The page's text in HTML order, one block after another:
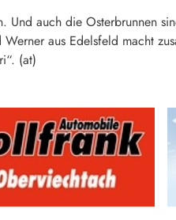
Und auch die Osterbrunnen
aus Edelsfeld macht
(at)